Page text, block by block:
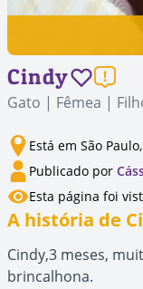
Cindy
Gato | Fêmea |
Está em São
Publicado por
Esta página foi
A história de
Cindy,3 meses,
brincalhona.